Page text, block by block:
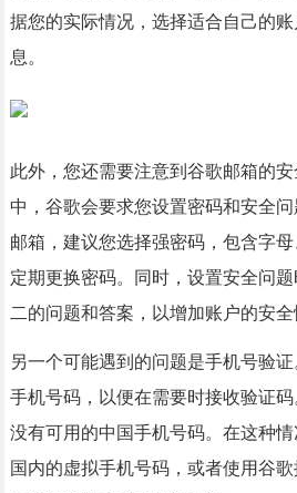
据您的实际情况，选择适合自己的
息。
此外，您还需要注意到谷歌邮箱的
中，谷歌会要求您设置密码和安全
邮箱，建议您选择强密码，包含字
定期更换密码。同时，设置安全问
二的问题和答案，以增加账户的安全
另一个可能遇到的问题是手机号验
手机号码，以便在需要时接收验证
没有可用的中国手机号码。在这种
国内的虚拟手机号码，或者使用谷歌